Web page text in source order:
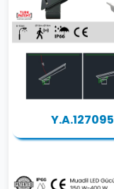
Y.A.127095